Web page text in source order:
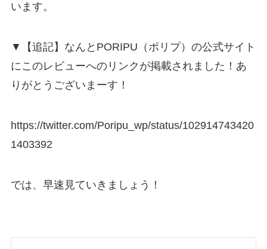
います。
▼【追記】なんとPORIPU（ポリプ）の公式サイト
にこのレビューへのリンクが掲載されました！あ
りがとうございまーす！
https://twitter.com/Poripu_wp/status/102914743420
1403392
では、早速見ていきましょう！